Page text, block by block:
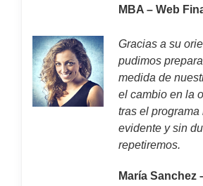
MBA – Web
Gracias a su
pudimos
medida de
el cambio en la
tras el programa
evidente y sin
repetiremos.
María Sanchez